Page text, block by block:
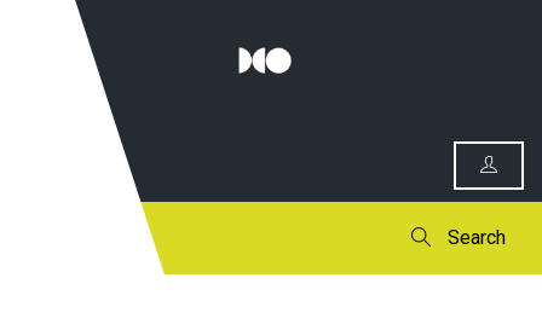
Search